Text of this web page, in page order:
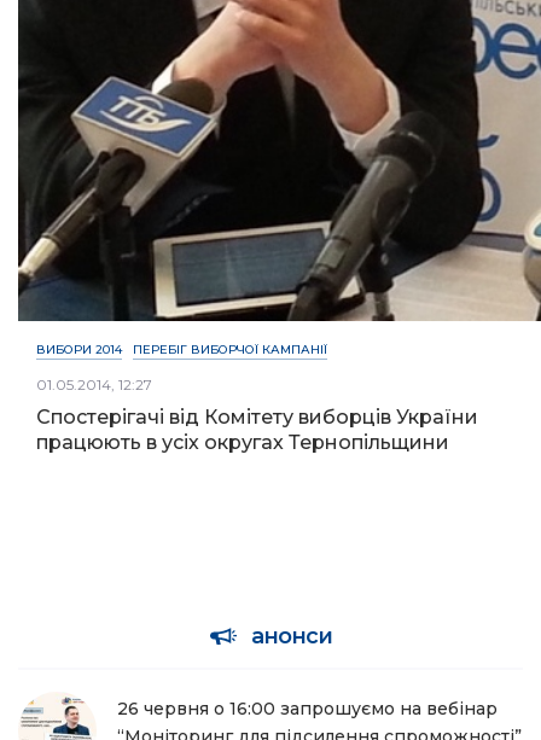
ВИБОРИ 2014 ПЕРЕБІГ ВИБОРЧОЇ КАМПАНІЇ
01.05.2014, 12:27
Спостерігачі від Комітету виборців України
працюють в усіх округах Тернопільщини
анонси
26 червня о 16:00 запрошуємо на вебінар